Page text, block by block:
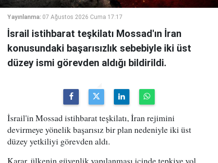
Yayınlanma: 07 Ağustos 2026 Cuma 17:17
İsrail istihbarat teşkilatı Mossad'ın İran
konusundaki başarısızlık sebebiyle iki üst
düzey ismi görevden aldığı bildirildi.
İsrail'in Mossad istihbarat teşkilatı, İran rejimini
devirmeye yönelik başarısız bir plan nedeniyle iki üst
düzey yetkiliyi görevden aldı.
Karar, ülkenin güvenlik yapılanması içinde tepkiye yol